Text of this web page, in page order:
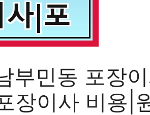
부민동 포장
장이사 비용|